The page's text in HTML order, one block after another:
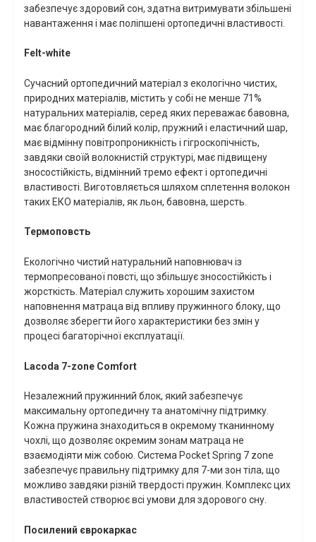
забезпечує здоровий сон, здатна витримувати збільшені
навантаження і має поліпшені ортопедичні властивості.
Felt-white
Сучасний ортопедичний матеріал з екологічно чистих,
природних матеріалів, містить у собі не менше 71%
натуральних матеріалів, серед яких переважає бавовна,
має благородний білий колір, пружний і еластичний шар,
має відмінну повітропроникність і гігроскопічність,
завдяки своїй волокнистій структурі, має підвищену
зносостійкість, відмінний тремо ефект і ортопедичні
властивості. Виготовляється шляхом сплетення волокон
таких ЕКО матеріалів, як льон, бавовна, шерсть.
Термоповсть
Екологічно чистий натуральний наповнювач із
термопресованої повсті, що збільшує зносостійкість і
жорсткість. Матеріал служить хорошим захистом
наповнення матраца від впливу пружинного блоку, що
дозволяє зберегти його характеристики без змін у
процесі багаторічної експлуатації.
Lacoda 7-zone Comfort
Незалежний пружинний блок, який забезпечує
максимальну ортопедичну та анатомічну підтримку.
Кожна пружина знаходиться в окремому тканинному
чохлі, що дозволяє окремим зонам матраца не
взаємодіяти між собою. Система PocketSpring 7 zone
забезпечує правильну підтримку для 7-ми зон тіла, що
можливо завдяки різній твердості пружин. Комплекс цих
властивостей створює всі умови для здорового сну.
Посилений єврокаркас